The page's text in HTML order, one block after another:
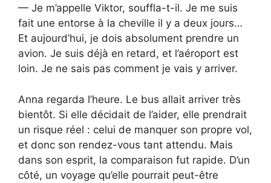
— Je m’appelle Viktor, souffla-t-il. Je me suis
fait une entorse à la cheville il y a deux jours…
Et aujourd’hui, je dois absolument prendre un
avion. Je suis déjà en retard, et l’aéroport est
loin. Je ne sais pas comment je vais y arriver.
Anna regarda l’heure. Le bus allait arriver très
bientôt. Si elle décidait de l’aider, elle prendrait
un risque réel : celui de manquer son propre vol,
et donc son rendez-vous tant attendu. Mais
dans son esprit, la comparaison fut rapide. D’un
côté, un voyage qu’elle pourrait peut-être